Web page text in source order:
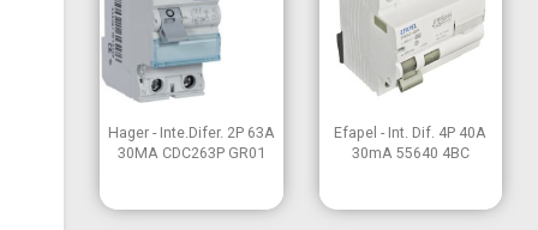
Vista rápida
Hager - Inte.Difer. 2P 63A
30MA CDC263P GR01
 Vista rápida
Efapel - Int. Dif. 4P 40A
30mA 55640 4BC